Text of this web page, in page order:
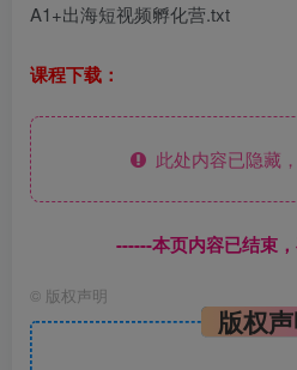
A1+出海短视频孵化营.txt
课程下载：
此处内容已隐藏
------本页内容已结束
© 版权声明
版权